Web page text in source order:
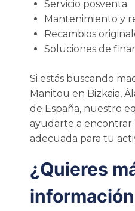
Servicio posventa.
Mantenimiento y
Recambios
Soluciones de
Si estás buscando
Manitou en Bizkaia,
de España, nuestro
ayudarte a encontrar
adecuada para tu
¿Quieres